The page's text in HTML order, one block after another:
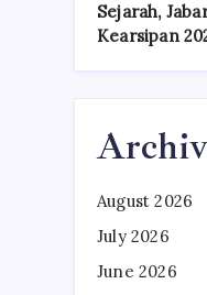
Sejarah,
Kearsipan
August 2026
July 2026
June 2026